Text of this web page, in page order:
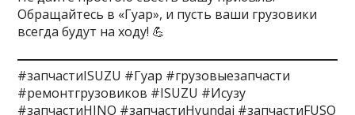
Обращайтесь в «Гуар», и пусть ваши грузовики
всегда будут на ходу! 💪
#запчастиISUZU #Гуар #грузовыезапчасти
#ремонтгрузовиков #ISUZU #Исузу
#запчастиHINO #запчастиHyundai #запчастиFUSO